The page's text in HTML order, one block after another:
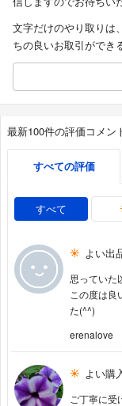
文字だけのやり取りは
ちの良いお取引ができ
最新100件の評価コメン
すべての評価
すべて
よい出
思っていた
この度は良
た(^^)
erenalove
よい購
ご丁寧に受